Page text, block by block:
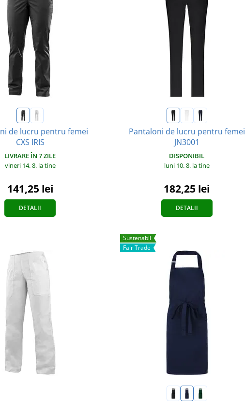
de lucru pentru femei
CXS IRIS
LIVRARE ÎN 7 ZILE
vineri 14. 8. la tine
141,25 lei
DETALII
Pantaloni de lucru pentru femei
JN3001
DISPONIBIL
luni 10. 8. la tine
182,25 lei
DETALII
Sustenabil
Fair Trade